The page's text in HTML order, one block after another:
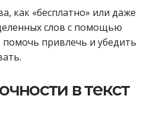
как «бесплатно» или даже
слов с помощью
помочь привлечь и убедить
в текст